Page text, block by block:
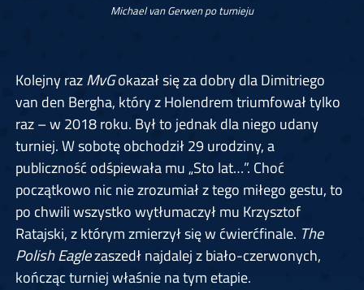
Michael van Gerwen po turnieju
Kolejny razMvGokazał się za dobry dla Dimitriego
van den Bergha, który z Holendrem triumfował tylko
raz – w 2018 roku. Był to jednak dla niego udany
turniej. W sobotę obchodził 29 urodziny, a
publiczność odśpiewała mu „Sto lat…”. Choć
początkowo nic nie zrozumiał z tego miłego gestu, to
po chwili wszystko wytłumaczył mu Krzysztof
Ratajski, z którym zmierzył się w ćwierćfinale. The
Polish Eaglezaszedł najdalej z biało-czerwonych,
kończąc turniej właśnie na tym etapie.